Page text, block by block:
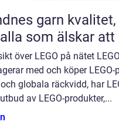
kvalitet, tradition och inspiration
som älskar att
över LEGO på nätet
med och köper
globala räckvidd, har
av LEGO-produkter,...